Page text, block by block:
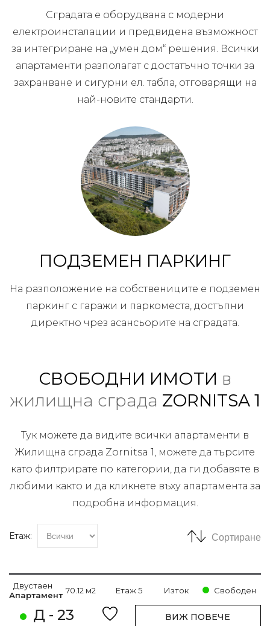
Сградата е оборудвана с модерни
електроинсталации и предвидена възможност
за интегриране на „умен дом“ решения. Всички
апартаменти разполагат с достатъчно точки за
захранване и сигурни ел. табла, отговарящи на
най-новите стандарти.
ПОДЗЕМЕН ПАРКИНГ
На разположение на собствениците е подземен
паркинг с гаражи и паркоместа, достъпни
директно чрез асансьорите на сградата.
СВОБОДНИ ИМОТИ в
жилищна сграда ZORNITSA 1
Тук можете да видите всички апартаменти в
Жилищна сграда Zornitsa 1, можете да търсите
като филтрирате по категории, да ги добавяте в
любими както и да кликнете въху апартамента за
подробна информация.
Етаж: Сортиране
Д - 23
Двустаен
Апартамент 70.12 м2 Етаж 5 Изток Свободен
ВИЖ ПОВЕЧЕ